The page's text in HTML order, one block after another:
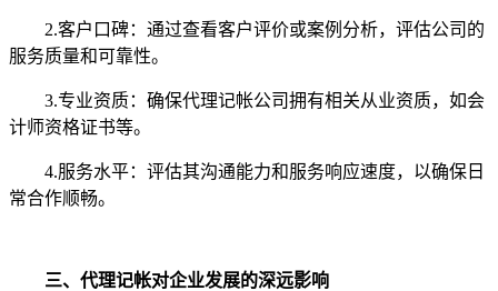
2.客户口碑：通过查看客户评价或案例分析，评估公司的
服务质量和可靠性。
3.专业资质：确保代理记帐公司拥有相关从业资质，如会
计师资格证书等。
4.服务水平：评估其沟通能力和服务响应速度，以确保日
常合作顺畅。
三、代理记帐对企业发展的深远影响